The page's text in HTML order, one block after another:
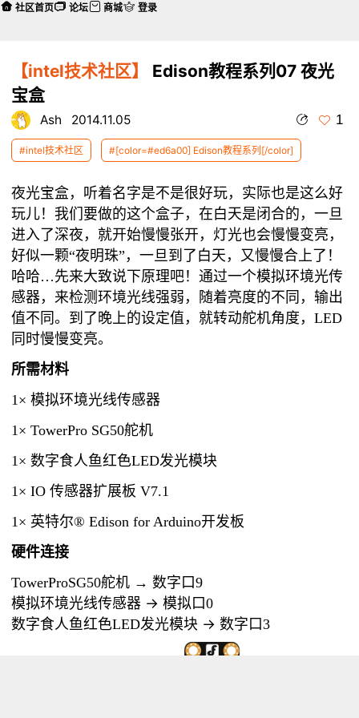
【intel技术社区】
Edison教程系列07 夜光
宝盒
Ash 2014.11.05 1
#intel技术社区 #[color=#ed6a00] Edison教程系列[/color]
夜光宝盒，听着名字是不是很好玩，实际也是这么好
玩儿！我们要做的这个盒子，在白天是闭合的，一旦
进入了深夜，就开始慢慢张开，灯光也会慢慢变亮，
好似一颗“夜明珠”，一旦到了白天，又慢慢合上了！
哈哈…先来大致说下原理吧！通过一个模拟环境光传
感器，来检测环境光线强弱，随着亮度的不同，输出
值不同。到了晚上的设定值，就转动舵机角度，LED
同时慢慢变亮。
所需材料
1×模拟环境光线传感器
1× TowerPro SG50舵机
1×数字食人鱼红色LED发光模块
1×IO 传感器扩展板 V7.1
1× 英特尔® Edison for Arduino开发板
硬件连接
TowerProSG50舵机 → 数字口9
模拟环境光线传感器 → 模拟口0
数字食人鱼红色LED发光模块 → 数字口3
社区首页 论坛 商城 登录